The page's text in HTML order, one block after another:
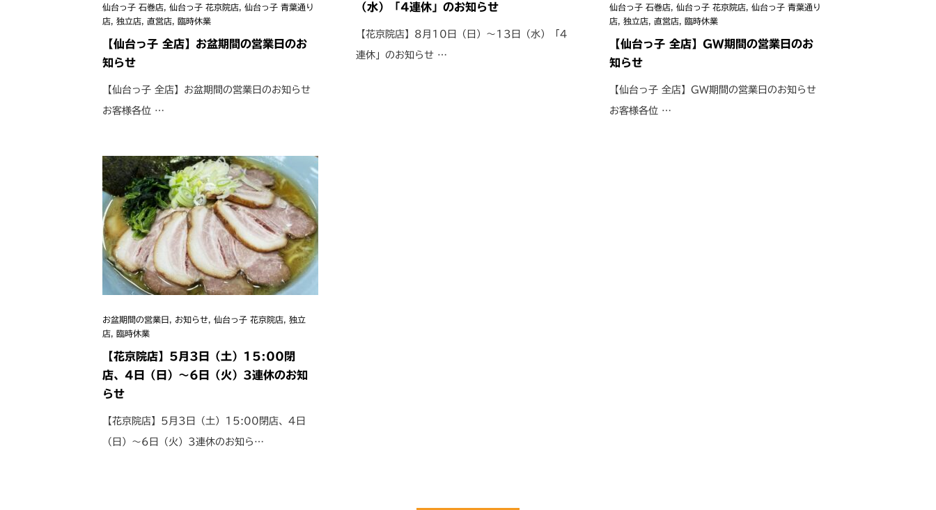
仙台っ子 石巻店
仙台っ子 花京院店
仙台っ子 青葉通り
店
独立店 直営店 臨時休業
【仙台っ子 全店】お盆期間の営業日のお
知らせ
【仙台っ子 全店】お盆期間の営業日のお知らせ
お客様各位 …
（水）「4連休」のお知らせ
【花京院店】8月10日（日）〜13日（水）「4
連休」のお知らせ …
仙台っ子 石巻店, 仙台っ子 花京院店, 仙台っ子 青葉通り
店, 独立店, 直営店, 臨時休業
【仙台っ子 全店】GW期間の営業日のお
知らせ
【仙台っ子 全店】GW期間の営業日のお知らせ
お客様各位 …
お盆期間の営業日 お知らせ 仙台っ子 花京院店
独立
店
臨時休業
【花京院店】5月3日（土）15:00閉
店、4日（日）〜6日（火）3連休のお知
らせ
【花京院店】5月3日（土）15:00閉店、4日
（日）〜6日（火）3連休のお知ら…